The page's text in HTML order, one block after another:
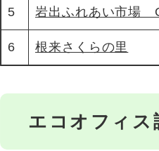
5 岩出ふれあい市場
6 根来さくらの里
エコオフィス